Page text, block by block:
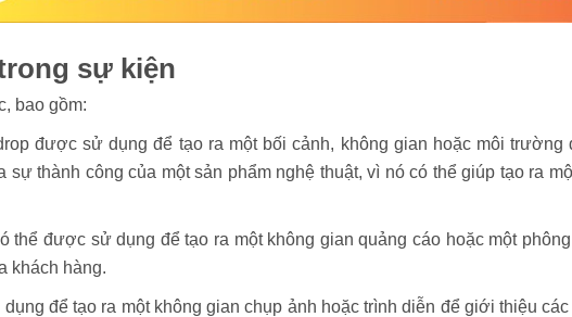
sự kiện
bao gồm:
được sử dụng để tạo ra một bối cảnh, không gian hoặc môi
thành công của một sản phẩm nghệ thuật, vì nó có thể giúp tạo ra
thể được sử dụng để tạo ra một không gian quảng cáo hoặc một
khách hàng.
để tạo ra một không gian chụp ảnh hoặc trình diễn để giới thiệu